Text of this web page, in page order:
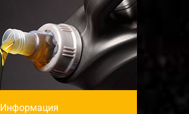
Информация